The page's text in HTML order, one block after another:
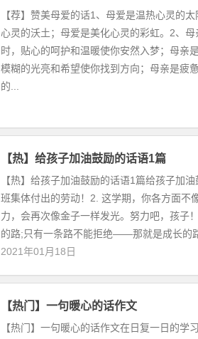
【荐】赞美母爱的话1、母爱是温热心灵的
心灵的沃土；母爱是美化心灵的彩虹。2、
时，贴心的呵护和温暖使你安然入梦；母亲
模糊的光亮和希望使你找到方向；母亲是疲
的...
【热】给孩子加油鼓励的话语1篇
【热】给孩子加油鼓励的话语1篇给孩子加
班集体付出的劳动！2. 这学期，你各方面不
力，会再次像金子一样发光。努力吧，孩
的路;只有一条路不能拒绝——那就是成长的
2021年01月18日
【热门】一句暖心的话作文
【热门】一句暖心的话作文在日复一日的